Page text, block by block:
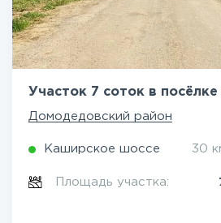
Участок 7 соток в
Домодедовский район
Каширское шоссе 30
Площадь участка: